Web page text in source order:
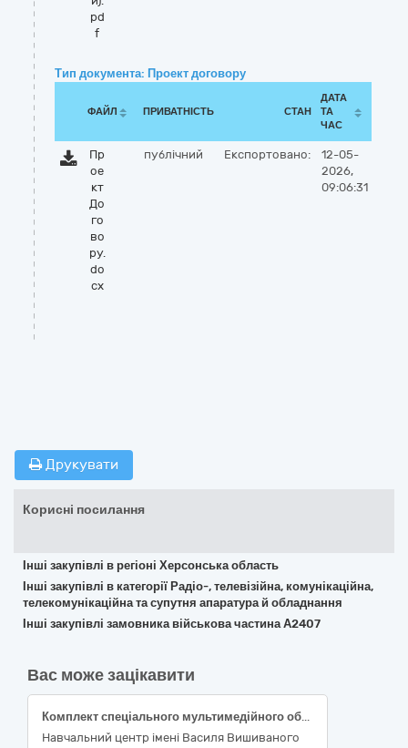
pd
f
Тип документа: Проект договору
ФАЙЛ ПРИВАТНІСТЬ СТАН
ДАТА
ТА
ЧАС
Пр
ое
кт
До
го
во
ру.
do
cx
публічний Експортовано:
12-05-
2026,
09:06:31
Друкувати
Корисні посилання
Інші закупівлі в регіоні Херсонська область
Інші закупівлі в категорії Радіо-, телевізійна, комунікаційна,
телекомунікаційна та супутня апаратура й обладнання
Інші закупівлі замовника військова частина А2407
Вас може зацікавити
Комплект спеціального мультимедійного обладнання для навчальних класів (проєктор, ноутбук, проекційний екран на тринозі)
Навчальний центр імені Василя Вишиваного